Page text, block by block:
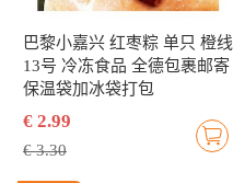
巴黎小嘉兴 红枣粽 单只 橙线
13号 冷冻食品 全德包裹邮寄
保温袋加冰袋打包
€ 2.99
€ 3.30